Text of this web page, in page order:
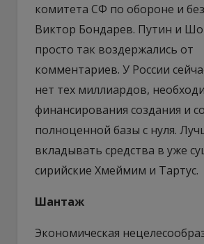
комитета СФ по обороне и
Виктор Бондарев. Путин и
просто так воздержались от
комментариев. У России
нет тех миллиардов,
финансирования создания и
полноценной базы с нуля.
вкладывать средства в уже
сирийские Хмеймим и Тартус.
Шантаж
Экономическая